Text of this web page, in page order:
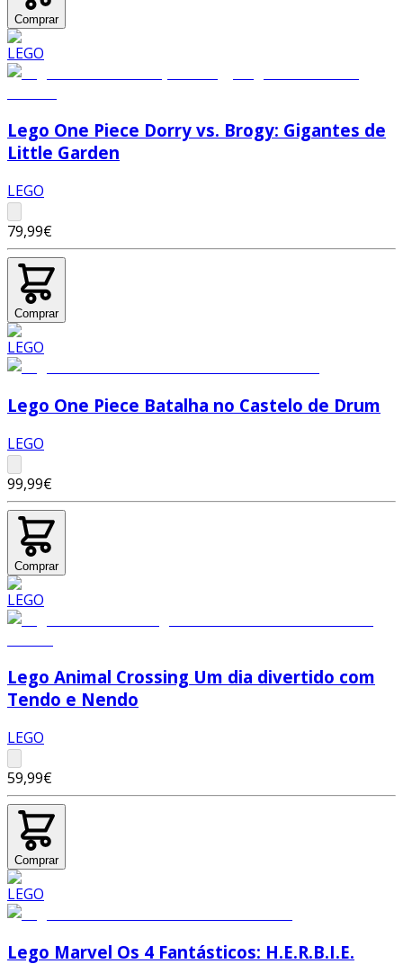
Comprar
Lego One Piece Dorry vs. Brogy: Gigantes de
Little Garden
LEGO
79,99€
Comprar
Lego One Piece Batalha no Castelo de Drum
LEGO
99,99€
Comprar
Lego Animal Crossing Um dia divertido com
Tendo e Nendo
LEGO
59,99€
Comprar
Lego Marvel Os 4 Fantásticos: H.E.R.B.I.E.